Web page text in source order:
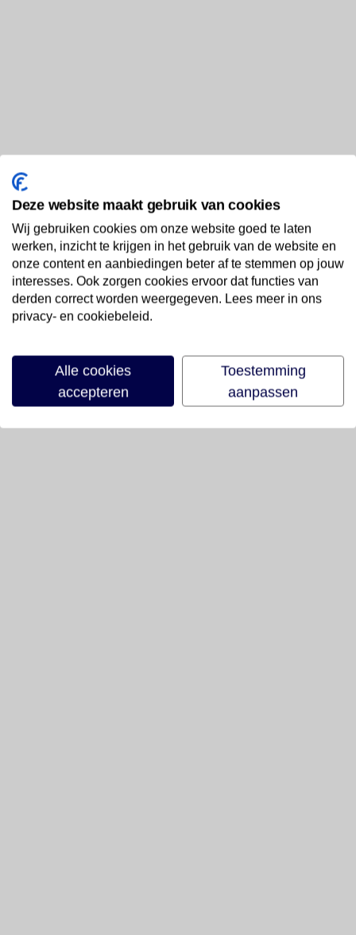
Deze website maakt gebruik van cookies
Wij gebruiken cookies om onze website goed te laten
werken, inzicht te krijgen in het gebruik van de website en
onze content en aanbiedingen beter af te stemmen op jouw
interesses. Ook zorgen cookies ervoor dat functies van
derden correct worden weergegeven. Lees meer in ons
privacy- en cookiebeleid.
Alle cookies
accepteren
Toestemming
aanpassen